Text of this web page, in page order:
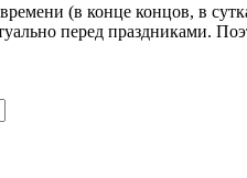
(в конце концов, в
перед праздниками.